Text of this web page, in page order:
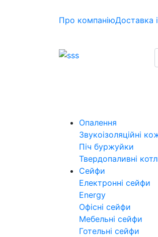
Про компаніюДоставка
Опалення
Звукоізоляційні
Піч буржуйки
Твердопаливні
Сейфи
Електронні сейфи
Energy
Офісні сейфи
Мебельні сейфи
Готельні сейфи